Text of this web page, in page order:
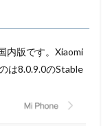
内版です。Xiaomi
は8.0.9.0のStable